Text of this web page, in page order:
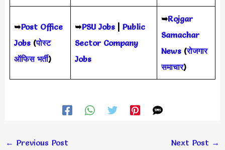
➥Post Office
Jobs(पोस्ट
ऑफिस भर्ती)
➥PSU Jobs| Public
Sector Company
Jobs
➥Rojgar
Samachar
News(रोजगार
समाचार)
← Previous Post Next Post →